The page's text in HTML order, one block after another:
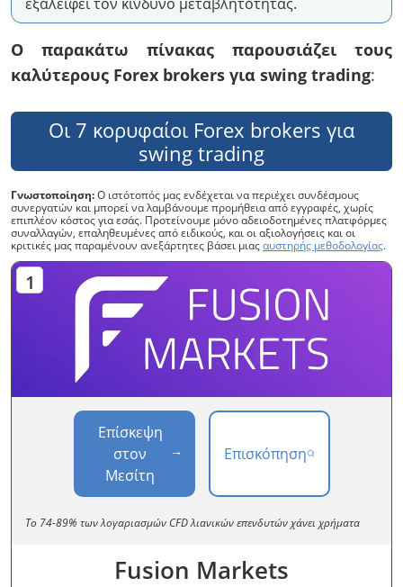
Ο παρακάτω πίνακας παρουσιάζει τους
καλύτερους Forex brokers για swing trading:
Οι 7 κορυφαίοι Forex brokers για
swing trading
Γνωστοποίηση:Ο ιστότοπός μας ενδέχεται να περιέχει συνδέσμους
συνεργατών και μπορεί να λαμβάνουμε προμήθεια από εγγραφές, χωρίς
επιπλέον κόστος για εσάς. Προτείνουμε μόνο αδειοδοτημένες πλατφόρμες
συναλλαγών, επαληθευμένες από ειδικούς, και οι αξιολογήσεις και οι
κριτικές μας παραμένουν ανεξάρτητες βάσει μιαςαυστηρής μεθοδολογίας.
Επίσκεψη
στον
Μεσίτη
Επισκόπηση
Το 74-89% των λογαριασμών CFD λιανικών επενδυτών χάνει χρήματα
Fusion Markets